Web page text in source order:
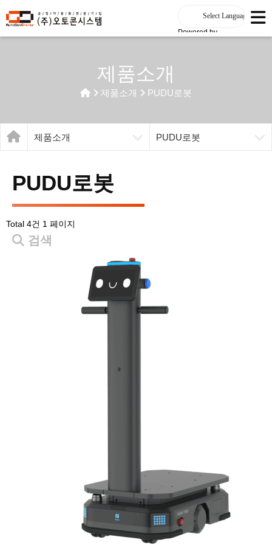
Powered by
제품소개
제품소개 PUDU로봇
제품소개 PUDU로봇
PUDU로봇
Total 4건 1 페이지
검색